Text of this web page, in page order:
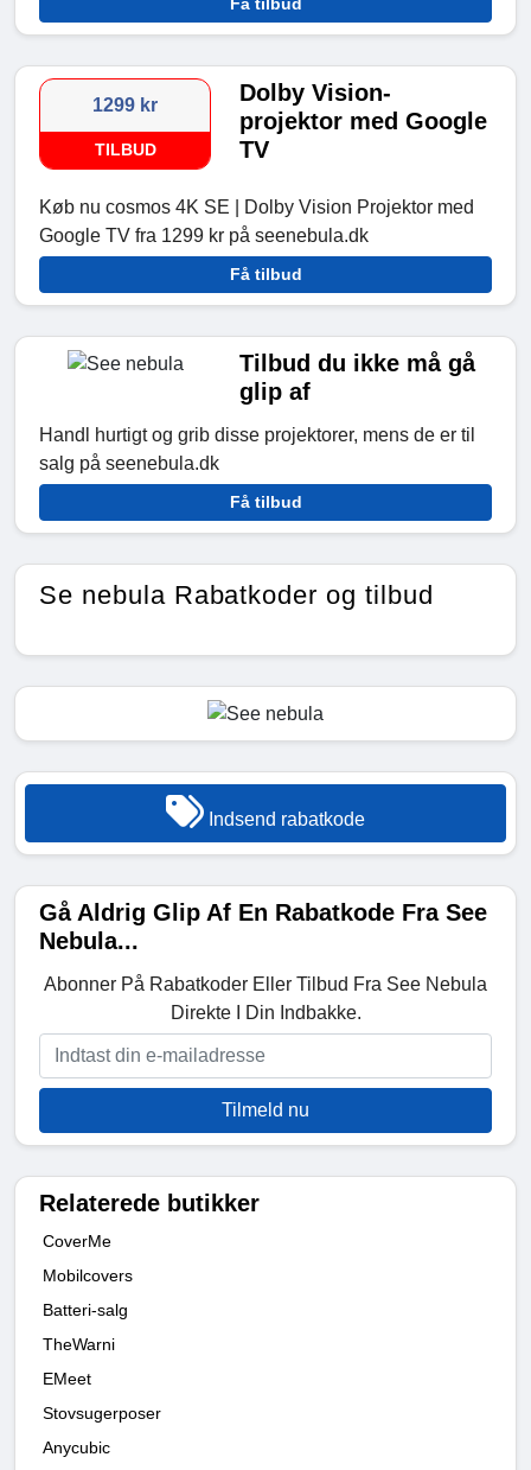
1299 kr
TILBUD
Dolby Vision-
projektor med Google
TV
Køb nu cosmos 4K SE | Dolby Vision Projektor med
Google TV fra 1299 kr på seenebula.dk
Få tilbud
Tilbud du ikke må gå
glip af
Handl hurtigt og grib disse projektorer, mens de er til
salg på seenebula.dk
Få tilbud
Se nebula Rabatkoder og tilbud
Indsend rabatkode
Gå Aldrig Glip Af En Rabatkode Fra See
Nebula...
Abonner På Rabatkoder Eller Tilbud Fra See Nebula
Direkte I Din Indbakke.
Tilmeld nu
Relaterede butikker
CoverMe
Mobilcovers
Batteri-salg
TheWarni
EMeet
Stovsugerposer
Anycubic